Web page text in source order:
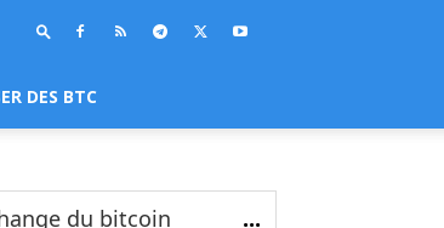
DES BTC
du bitcoin ...